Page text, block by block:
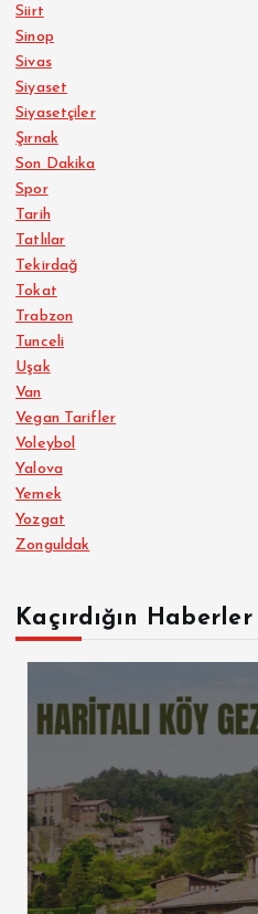
Siirt
Sinop
Sivas
Siyaset
Siyasetçiler
Şırnak
Son Dakika
Spor
Tarih
Tatlılar
Tekirdağ
Tokat
Trabzon
Tunceli
Uşak
Van
Vegan Tarifler
Voleybol
Yalova
Yemek
Yozgat
Zonguldak
Kaçırdığın Haberler